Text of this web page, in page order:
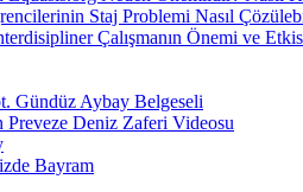
Staj Problemi Nasıl
Çalışmanın Önemi ve
Gündüz Aybay Belgeseli
Deniz Zaferi Videosu
Bayram